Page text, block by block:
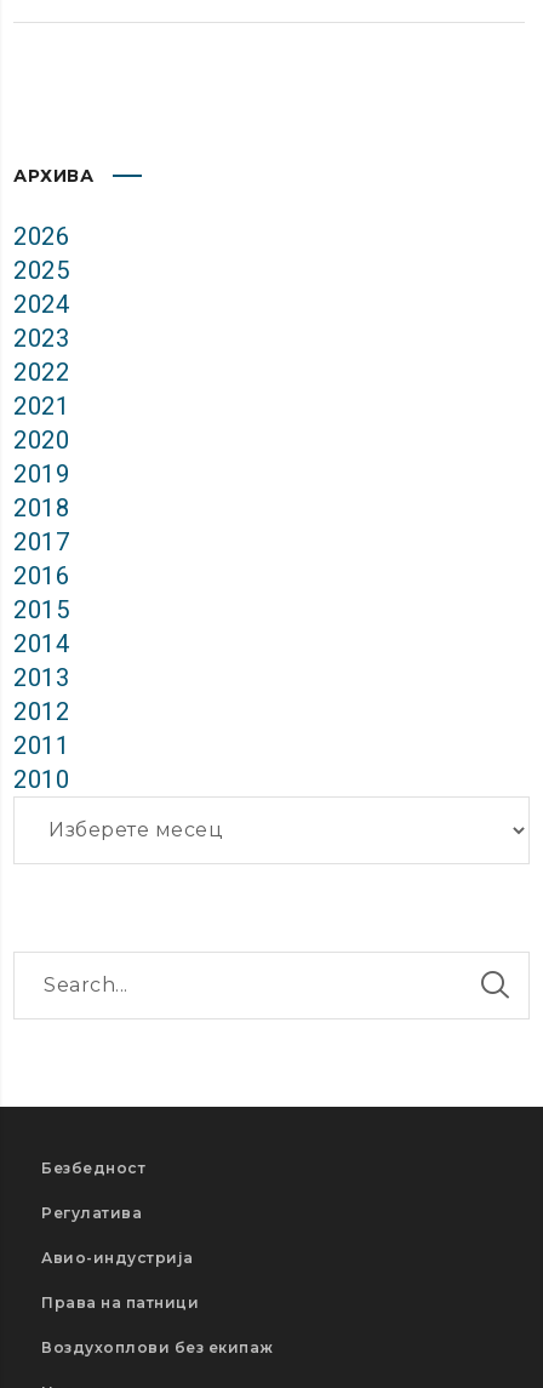
АРХИВА
2026
2025
2024
2023
2022
2021
2020
2019
2018
2017
2016
2015
2014
2013
2012
2011
2010
Безбедност
Регулатива
Авио-индустрија
Права на патници
Воздухоплови без екипаж